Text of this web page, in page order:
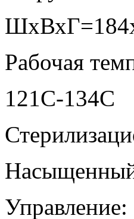
Рабочая
121С-134С
Насыщенный
Управление: